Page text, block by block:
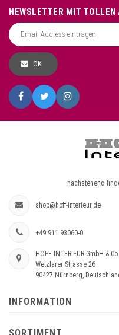
NEWSLETTER MIT TOLLEN
OK
nachstehend
shop@hoff-interieur.de
+49 911 93060-0
HOFF-INTERIEUR GmbH & Co
Wetzlarer Strasse 26
90427 Nürnberg,
INFORMATION